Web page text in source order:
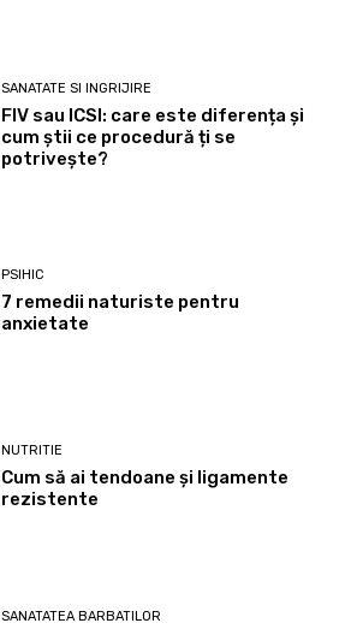
SANATATE SI INGRIJIRE
FIV sau ICSI: care este diferența și
cum știi ce procedură ți se
potrivește?
PSIHIC
7 remedii naturiste pentru
anxietate
NUTRITIE
Cum să ai tendoane şi ligamente
rezistente
SANATATEA BARBATILOR